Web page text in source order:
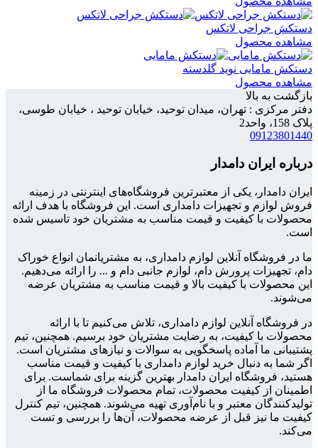
دستکش جراحی لاتکس
مشاهده محصول
دستکش مامایی نوید گلدسته
مشاهده محصول
بازگشت به بالا
دفتر مرکزی : تهران، میدان توحید، خیابان توحید ، خیابان طوسی،
پلاک 158، واحد2
09123801440
درباره ایران دامدار
ایران دامدار، یکی از معتبرترین فروشگاه‌های اینترنتی در زمینه
فروش لوازم و تجهیزات دامداری است. این فروشگاه با هدف ارائه
محصولات با کیفیت و قیمت مناسب به مشتریان خود تاسیس شده
است.
ما در فروشگاه آنلاین لوازم دامداری، به مشتریانمان انواع خوراک
دام، تجهیزات پرورش دام، لوازم جانبی دام و ... را ارائه می‌دهیم.
این محصولات با کیفیت بالا و قیمت مناسب به مشتریان عرضه
می‌شوند.
در فروشگاه آنلاین لوازم دامداری، تلاش می‌کنیم تا با ارائه
محصولات با کیفیت، به رضایت مشتریان خود برسیم. همچنین، تیم
پشتیبانی ما آماده پاسخگویی به سوالات و نیازهای مشتریان است.
اگر شما به دنبال خرید لوازم دامداری با کیفیت و قیمت مناسب
هستید، فروشگاه ایران دامدار بهترین گزینه برای شماست. برای
اطمینان از کیفیت محصولات، تمام محصولات فروشگاه ما از
تولیدکنندگان معتبر و با نام‌آوری تهیه می‌شوند. همچنین، تیم کنترل
کیفیت ما نیز قبل از عرضه محصولات، آن‌ها را بررسی و تست
می‌کند.